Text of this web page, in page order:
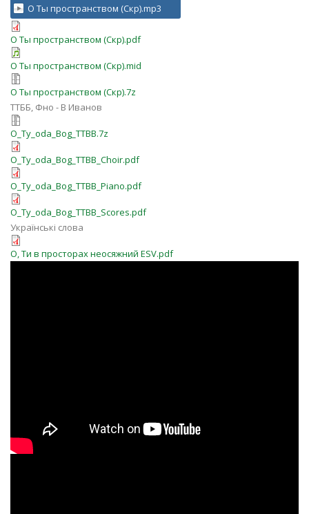
О Ты пространством (Скр).mp3
О Ты пространством (Скр).pdf
О Ты пространством (Скр).mid
О Ты пространством (Скр).7z
ТТББ, Фно - В Иванов
O_Ty_oda_Bog_TTBB.7z
O_Ty_oda_Bog_TTBB_Choir.pdf
O_Ty_oda_Bog_TTBB_Piano.pdf
O_Ty_oda_Bog_TTBB_Scores.pdf
Українські слова
О, Ти в просторах неосяжний ESV.pdf